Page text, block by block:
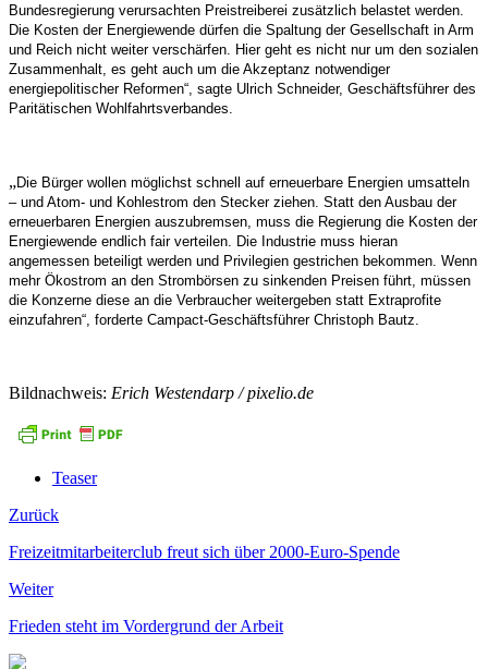
Bundesregierung verursachten Preistreiberei zusätzlich belastet werden.
Die Kosten der Energiewende dürfen die Spaltung der Gesellschaft in Arm
und Reich nicht weiter verschärfen. Hier geht es nicht nur um den sozialen
Zusammenhalt, es geht auch um die Akzeptanz notwendiger
energiepolitischer Reformen“, sagte Ulrich Schneider, Geschäftsführer des
Paritätischen Wohlfahrtsverbandes.
„Die Bürger wollen möglichst schnell auf erneuerbare Energien umsatteln
– und Atom- und Kohlestrom den Stecker ziehen. Statt den Ausbau der
erneuerbaren Energien auszubremsen, muss die Regierung die Kosten der
Energiewende endlich fair verteilen. Die Industrie muss hieran
angemessen beteiligt werden und Privilegien gestrichen bekommen. Wenn
mehr Ökostrom an den Strombörsen zu sinkenden Preisen führt, müssen
die Konzerne diese an die Verbraucher weitergeben statt Extraprofite
einzufahren“, forderte Campact-Geschäftsführer Christoph Bautz.
Bildnachweis: Erich Westendarp / pixelio.de
Teaser
Zurück
Freizeitmitarbeiterclub freut sich über 2000-Euro-Spende
Weiter
Frieden steht im Vordergrund der Arbeit